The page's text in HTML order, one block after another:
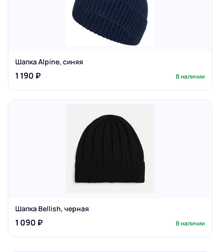
Шапка Alpine, синяя
1 190 ₽ В наличии
Шапка Bellish, черная
1 090 ₽ В наличии